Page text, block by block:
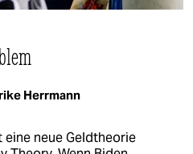
Herrmann
eine neue Geldtheorie